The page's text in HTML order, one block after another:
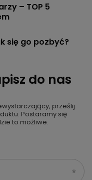
– TOP 5
się go pozbyć?
do nas
prześlij
Postaramy się
to możliwe.